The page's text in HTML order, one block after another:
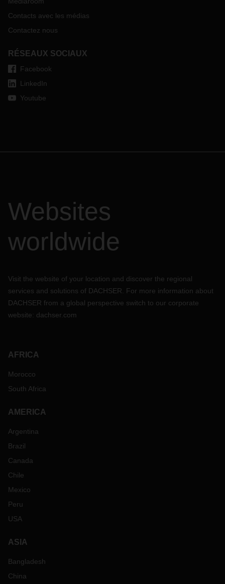
Contacts avec les médias
Contactez nous
RÉSEAUX SOCIAUX
Facebook
LinkedIn
Youtube
Websites
worldwide
Visit the website of your location and discover the regional
services and solutions of DACHSER. For more information about
DACHSER from a global perspective switch to our corporate
website: dachser.com
AFRICA
Morocco
South Africa
AMERICA
Argentina
Brazil
Canada
Chile
Mexico
Peru
USA
ASIA
Bangladesh
China